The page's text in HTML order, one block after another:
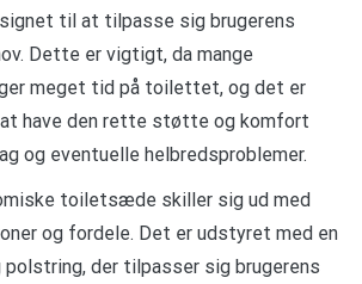
til at tilpasse sig brugerens
Dette er vigtigt, da mange
meget tid på toilettet, og det er
have den rette støtte og komfort
og eventuelle helbredsproblemer.
toiletsæde skiller sig ud med
og fordele. Det er udstyret med en
polstring, der tilpasser sig brugerens